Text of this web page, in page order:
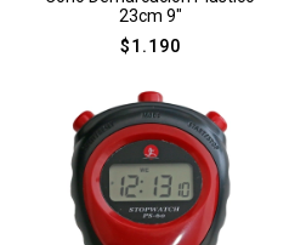
23cm 9″
$1.190